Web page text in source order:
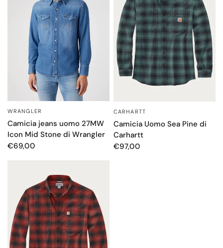
OCCHIATA VELOCE
WRANGLER
Camicia jeans uomo 27MW
Icon Mid Stone di Wrangler
€69,00
OCCHIATA VELOCE
CARHARTT
Camicia Uomo Sea Pine di
Carhartt
€97,00